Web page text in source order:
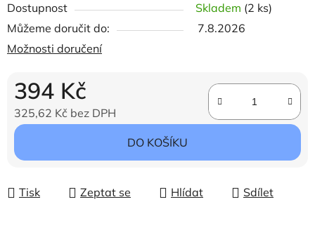
Dostupnost Skladem (2 ks)
Můžeme doručit do:
7.8.2026
Možnosti doručení
394 Kč
325,62 Kč bez DPH
Měrná cena:
DO KOŠÍKU
Tisk Zeptat se Hlídat Sdílet